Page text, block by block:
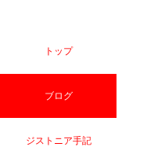
トップ
ブログ
ジストニア手記